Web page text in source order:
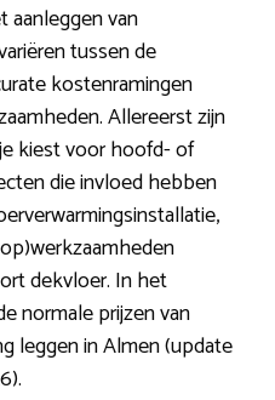
van
tussen de
kostenramingen
Allereerst zijn
kiest voor hoofd- of
die invloed hebben
dekvloer. In het
normale prijzen van
leggen in Almen (update